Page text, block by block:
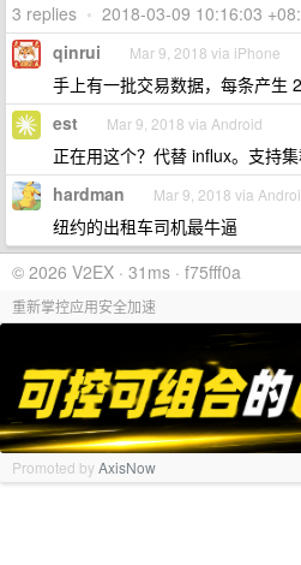
3 replies • 2018-03-09 10:16:03
qinrui Mar 9, 2018 via iPhone
手上有一批交易数据，每条产生
est Mar 9, 2018 via Android
正在用这个？代替 influx。支持
hardman Mar 9, 2018 via
纽约的出租车司机最牛逼
© 2026 V2EX · 31ms · f75fff0a
重新掌控应用安全加速
Promoted byAxisNow